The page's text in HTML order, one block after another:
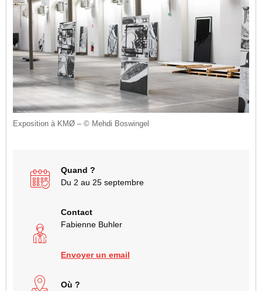
Exposition à KMØ – © Mehdi Boswingel
Quand ?
Du 2 au 25 septembre
Contact
Fabienne Buhler
Envoyer un email
Où ?